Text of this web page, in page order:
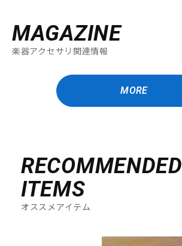
MAGAZINE
楽器アクセサリ関連情報
MORE
RECOMMENDED
ITEMS
オススメアイテム